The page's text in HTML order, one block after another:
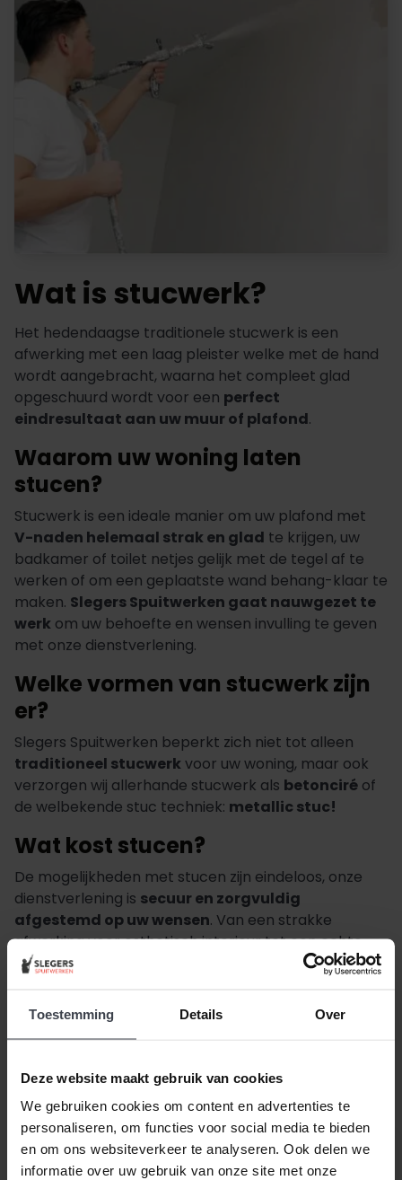
Toestemming Details Over
Deze website maakt gebruik van cookies
We gebruiken cookies om content en advertenties te
personaliseren, om functies voor social media te bieden
en om ons websiteverkeer te analyseren. Ook delen we
informatie over uw gebruik van onze site met onze
Wat is stucwerk?
Het hedendaagse traditionele stucwerk is een
afwerking met een laag pleister welke met de hand
wordt aangebracht, waarna het compleet glad
opgeschuurd wordt voor een perfect
eindresultaat aan uw muur of plafond.
Waarom uw woning laten
stucen?
Stucwerk is een ideale manier om uw plafond met
V-naden helemaal strak en glad te krijgen, uw
badkamer of toilet netjes gelijk met de tegel af te
werken of om een geplaatste wand behang-klaar te
maken. Slegers Spuitwerken gaat nauwgezet te
werk om uw behoefte en wensen invulling te geven
met onze dienstverlening.
Welke vormen van stucwerk zijn
er?
Slegers Spuitwerken beperkt zich niet tot alleen
traditioneel stucwerk voor uw woning, maar ook
verzorgen wij allerhande stucwerk als betonciré of
de welbekende stuc techniek: metallic stuc!
Wat kost stucen?
De mogelijkheden met stucen zijn eindeloos, onze
dienstverlening is secuur en zorgvuldig
afgestemd op uw wensen. Van een strakke
afwerking voor esthetisch interieur tot een echte
blikvanger voor kleurrijke woonruimtes. Afhankelijk
voor een
alles-in-1 vierkante meter prijs . Daarbij
kunt u rekenen op een compleet advies, één vast
Vraag geheel kosteloos uw prijsindicatie aan bij
Slegers Spuitwerken.